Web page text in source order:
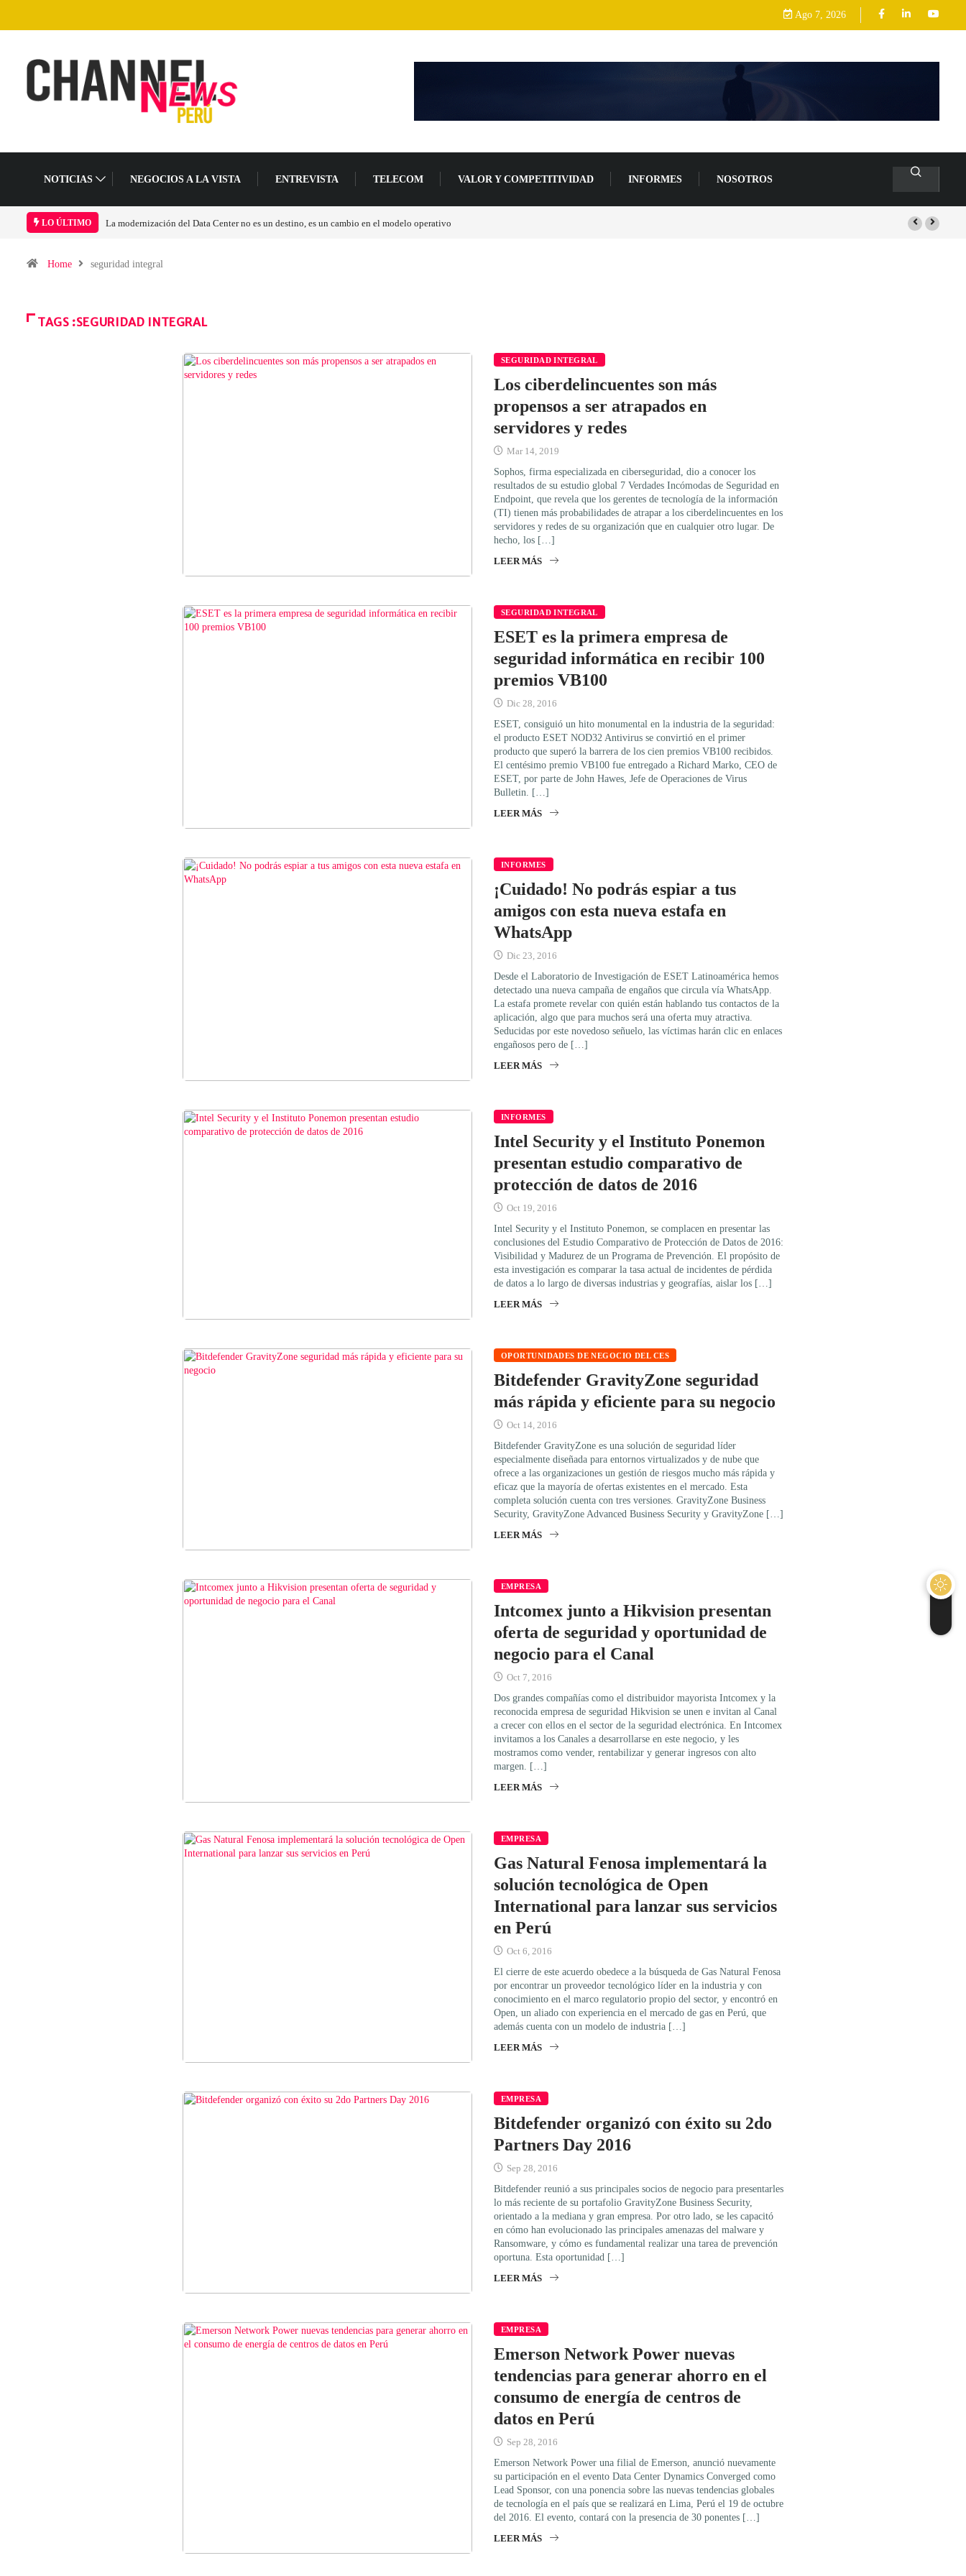
Ago 7, 2026
NOTICIAS NEGOCIOS A LA VISTA ENTREVISTA TELECOM VALOR Y COMPETITIVIDAD INFORMES NOSOTROS
LO ÚLTIMO
en el modelo operativoLos ingresos por semiconductores aumentarán más de un 94 % en 2026
Home seguridad integral
TAGS :SEGURIDAD INTEGRAL
SEGURIDAD INTEGRAL
Los ciberdelincuentes son más
propensos a ser atrapados en
servidores y redes
Mar 14, 2019
Sophos, firma especializada en ciberseguridad, dio a conocer los
resultados de su estudio global 7 Verdades Incómodas de Seguridad en
Endpoint, que revela que los gerentes de tecnología de la información
(TI) tienen más probabilidades de atrapar a los ciberdelincuentes en los
servidores y redes de su organización que en cualquier otro lugar. De
hecho, los […]
LEER MÁS
SEGURIDAD INTEGRAL
ESET es la primera empresa de
seguridad informática en recibir 100
premios VB100
Dic 28, 2016
ESET, consiguió un hito monumental en la industria de la seguridad:
el producto ESET NOD32 Antivirus se convirtió en el primer
producto que superó la barrera de los cien premios VB100 recibidos.
El centésimo premio VB100 fue entregado a Richard Marko, CEO de
ESET, por parte de John Hawes, Jefe de Operaciones de Virus
Bulletin. […]
LEER MÁS
INFORMES
¡Cuidado! No podrás espiar a tus
amigos con esta nueva estafa en
WhatsApp
Dic 23, 2016
Desde el Laboratorio de Investigación de ESET Latinoamérica hemos
detectado una nueva campaña de engaños que circula vía WhatsApp.
La estafa promete revelar con quién están hablando tus contactos de la
aplicación, algo que para muchos será una oferta muy atractiva.
Seducidas por este novedoso señuelo, las víctimas harán clic en enlaces
engañosos pero de […]
LEER MÁS
INFORMES
Intel Security y el Instituto Ponemon
presentan estudio comparativo de
protección de datos de 2016
Oct 19, 2016
Intel Security y el Instituto Ponemon, se complacen en presentar las
conclusiones del Estudio Comparativo de Protección de Datos de 2016:
Visibilidad y Madurez de un Programa de Prevención. El propósito de
esta investigación es comparar la tasa actual de incidentes de pérdida
de datos a lo largo de diversas industrias y geografías, aislar los […]
LEER MÁS
OPORTUNIDADES DE NEGOCIO DEL CES
Bitdefender GravityZone seguridad
más rápida y eficiente para su negocio
Oct 14, 2016
Bitdefender GravityZone es una solución de seguridad líder
especialmente diseñada para entornos virtualizados y de nube que
ofrece a las organizaciones un gestión de riesgos mucho más rápida y
eficaz que la mayoría de ofertas existentes en el mercado. Esta
completa solución cuenta con tres versiones. GravityZone Business
Security, GravityZone Advanced Business Security y GravityZone […]
LEER MÁS
EMPRESA
Intcomex junto a Hikvision presentan
oferta de seguridad y oportunidad de
negocio para el Canal
Oct 7, 2016
Dos grandes compañías como el distribuidor mayorista Intcomex y la
reconocida empresa de seguridad Hikvision se unen e invitan al Canal
a crecer con ellos en el sector de la seguridad electrónica. En Intcomex
invitamos a los Canales a desarrollarse en este negocio, y les
mostramos como vender, rentabilizar y generar ingresos con alto
margen. […]
LEER MÁS
EMPRESA
Gas Natural Fenosa implementará la
solución tecnológica de Open
International para lanzar sus servicios
en Perú
Oct 6, 2016
El cierre de este acuerdo obedece a la búsqueda de Gas Natural Fenosa
por encontrar un proveedor tecnológico líder en la industria y con
conocimiento en el marco regulatorio propio del sector, y encontró en
Open, un aliado con experiencia en el mercado de gas en Perú, que
además cuenta con un modelo de industria […]
LEER MÁS
EMPRESA
Bitdefender organizó con éxito su 2do
Partners Day 2016
Sep 28, 2016
Bitdefender reunió a sus principales socios de negocio para presentarles
lo más reciente de su portafolio GravityZone Business Security,
orientado a la mediana y gran empresa. Por otro lado, se les capacitó
en cómo han evolucionado las principales amenazas del malware y
Ransomware, y cómo es fundamental realizar una tarea de prevención
oportuna. Esta oportunidad […]
LEER MÁS
EMPRESA
Emerson Network Power nuevas
tendencias para generar ahorro en el
consumo de energía de centros de
datos en Perú
Sep 28, 2016
Emerson Network Power una filial de Emerson, anunció nuevamente
su participación en el evento Data Center Dynamics Converged como
Lead Sponsor, con una ponencia sobre las nuevas tendencias globales
de tecnología en el país que se realizará en Lima, Perú el 19 de octubre
del 2016. El evento, contará con la presencia de 30 ponentes […]
LEER MÁS